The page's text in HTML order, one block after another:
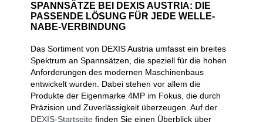
SPANNSÄTZE BEI DEXIS AUSTRIA: DIE
PASSENDE LÖSUNG FÜR JEDE WELLE-
NABE-VERBINDUNG
Das Sortiment von DEXIS Austria umfasst ein breites
Spektrum an Spannsätzen, die speziell für die hohen
Anforderungen des modernen Maschinenbaus
entwickelt wurden. Dabei stehen vor allem die
Produkte der Eigenmarke 4MP im Fokus, die durch
Präzision und Zuverlässigkeit überzeugen. Auf der
DEXIS-Startseite finden Sie einen Überblick über